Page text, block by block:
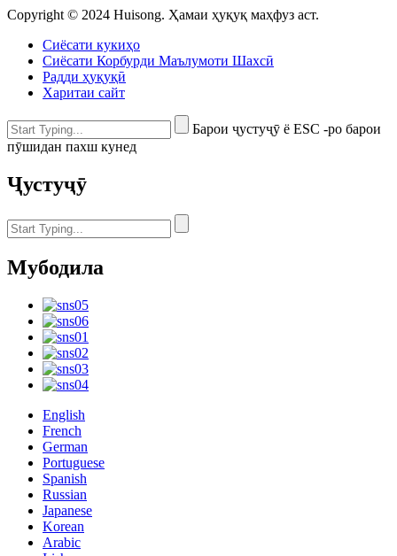
Copyright © 2024 Huisong. Ҳамаи ҳуқуқ маҳфуз аст.
Сиёсати кукиҳо
Сиёсати Корбурди Маълумоти Шахсӣ
Радди ҳуқуқӣ
Харитаи сайт
Барои ҷустуҷӯ ё ESC -ро барои
пӯшидан пахш кунед
Ҷустуҷӯ
Мубодила
English
French
German
Portuguese
Spanish
Russian
Japanese
Korean
Arabic